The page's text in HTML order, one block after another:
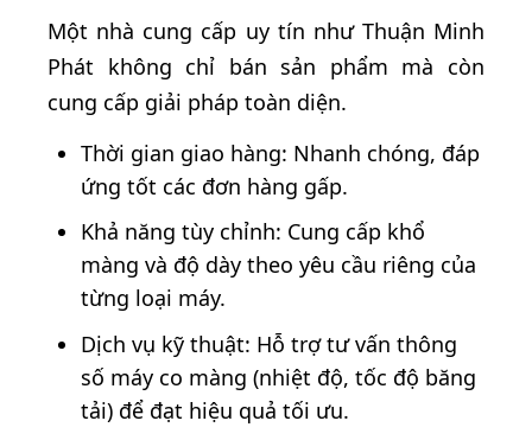
Một nhà cung cấp uy tín như Thuận Minh
Phát không chỉ bán sản phẩm mà còn
cung cấp giải pháp toàn diện.
Thời gian giao hàng: Nhanh chóng, đáp
ứng tốt các đơn hàng gấp.
Khả năng tùy chỉnh: Cung cấp khổ
màng và độ dày theo yêu cầu riêng của
từng loại máy.
Dịch vụ kỹ thuật: Hỗ trợ tư vấn thông
số máy co màng (nhiệt độ, tốc độ băng
tải) để đạt hiệu quả tối ưu.